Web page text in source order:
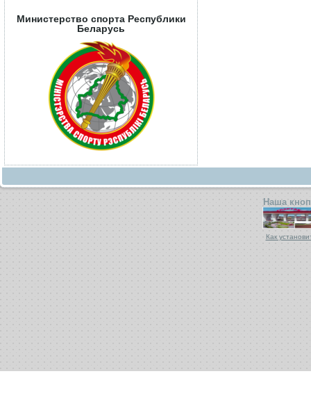
Министерство спорта Республики
Беларусь
Наша
Как